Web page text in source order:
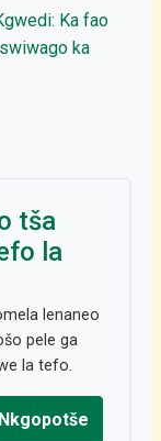
Ka fao
ka
tša
la
lenaneo
pele ga
la tefo.
Nkgopotše